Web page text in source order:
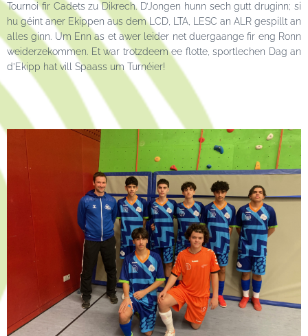
Tournoi fir Cadets zu Dikrech. D’Jongen hunn sech gutt druginn; si
hu géint aner Ekippen aus dem LCD, LTA, LESC an ALR gespillt an
alles ginn. Um Enn as et awer leider net duergaange fir eng Ronn
weiderzekommen. Et war trotzdeem ee flotte, sportlechen Dag an
d’Ekipp hat vill Spaass um Turnéier!